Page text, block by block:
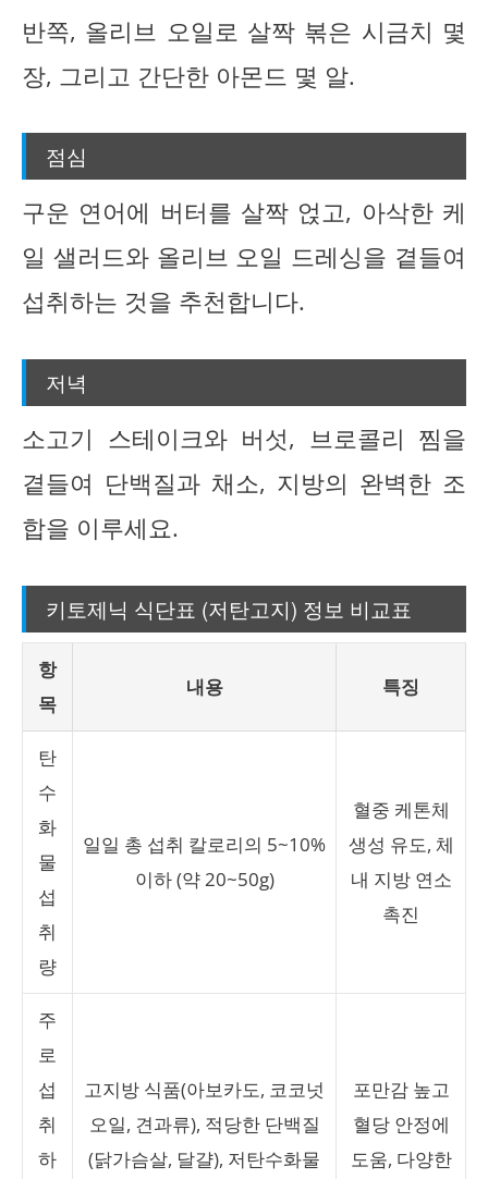
반쪽, 올리브 오일로 살짝 볶은 시금치 몇
장, 그리고 간단한 아몬드 몇 알.
점심
구운 연어에 버터를 살짝 얹고, 아삭한 케
일 샐러드와 올리브 오일 드레싱을 곁들여
섭취하는 것을 추천합니다.
저녁
소고기 스테이크와 버섯, 브로콜리 찜을
곁들여 단백질과 채소, 지방의 완벽한 조
합을 이루세요.
키토제닉 식단표 (저탄고지) 정보 비교표
항
목
내용 특징
탄
수
화
물
섭
취
량
일일 총 섭취 칼로리의 5~10%
이하 (약 20~50g)
혈중 케톤체
생성 유도, 체
내 지방 연소
촉진
주
로
섭
취
하
고지방 식품(아보카도, 코코넛
오일, 견과류), 적당한 단백질
(닭가슴살, 달걀), 저탄수화물
포만감 높고
혈당 안정에
도움, 다양한